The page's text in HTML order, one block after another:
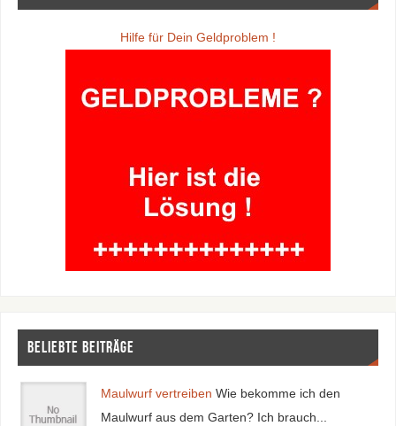
Hilfe für Dein Geldproblem !
Beliebte Beiträge
Maulwurf vertreiben Wie bekomme ich den
Maulwurf aus dem Garten? Ich brauch...